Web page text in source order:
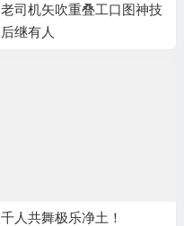
老司机矢吹重叠工口图神技
后继有人
千人共舞极乐净土！